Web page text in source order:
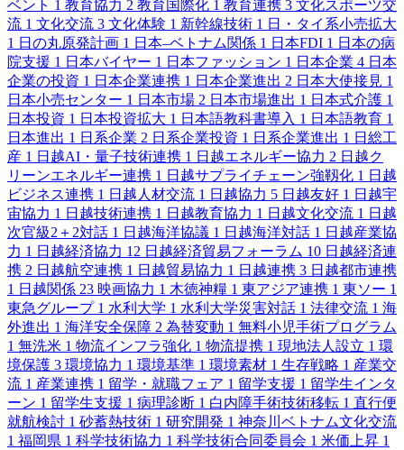
ベント 1 教育協力 2 教育国際化 1 教育連携 3 文化スポーツ交
流 1 文化交流 3 文化体験 1 新幹線技術 1 日・タイ系小売拡大
1 日の丸原発計画 1 日本–ベトナム関係 1 日本FDI 1 日本の病
院支援 1 日本バイヤー 1 日本ファッション 1 日本企業 4 日本
企業の投資 1 日本企業連携 1 日本企業進出 2 日本大使接見 1
日本小売センター 1 日本市場 2 日本市場進出 1 日本式介護 1
日本投資 1 日本投資拡大 1 日本語教科書導入 1 日本語教育 1
日本進出 1 日系企業 2 日系企業投資 1 日系企業進出 1 日総工
産 1 日越AI・量子技術連携 1 日越エネルギー協力 2 日越ク
リーンエネルギー連携 1 日越サプライチェーン強靱化 1 日越
ビジネス連携 1 日越人材交流 1 日越協力 5 日越友好 1 日越宇
宙協力 1 日越技術連携 1 日越教育協力 1 日越文化交流 1 日越
次官級2＋2対話 1 日越海洋協議 1 日越海洋対話 1 日越産業協
力 1 日越経済協力 12 日越経済貿易フォーラム 10 日越経済連
携 2 日越航空連携 1 日越貿易協力 1 日越連携 3 日越都市連携
1 日越関係 23 映画協力 1 木徳神糧 1 東アジア連携 1 東ソー 1
東急グループ 1 水利大学 1 水利大学災害対話 1 法律交流 1 海
外進出 1 海洋安全保障 2 為替変動 1 無料小児手術プログラム
1 無洗米 1 物流インフラ強化 1 物流提携 1 現地法人設立 1 環
境保護 3 環境協力 1 環境基準 1 環境素材 1 生存戦略 1 産業交
流 1 産業連携 1 留学・就職フェア 1 留学支援 1 留学生インタ
ーン 1 留学生支援 1 病理診断 1 白内障手術技術移転 1 直行便
就航検討 1 砂蓄熱技術 1 研究開発 1 神奈川ベトナム文化交流
1 福岡県 1 科学技術協力 1 科学技術合同委員会 1 米価上昇 1